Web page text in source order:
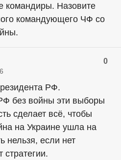
командиры. Назовите
командующего ЧФ со
0
РФ.
без войны эти выборы
сделает всё, чтобы
на Украине ушла на
нельзя, если нет
стратегии.